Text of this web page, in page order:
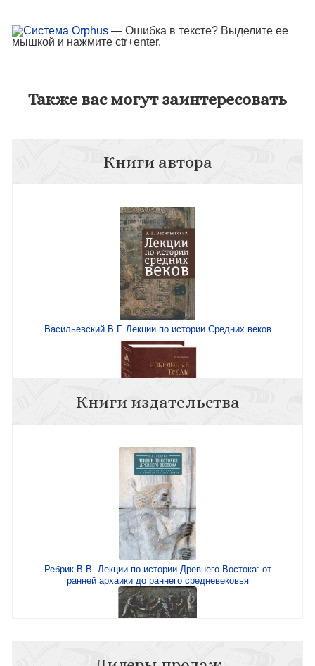
— Ошибка в тексте? Выделите ее
мышкой и нажмите ctr+enter.
Также вас могут заинтересовать
Книги автора
Васильевский В.Г. Лекции по истории Средних веков
Избранные труды по истории Византии. В 2-х кн. (4-х
томах)
Избранные труды по истории Византии (труды В.Г.
Васильевского) Кн. 2 (3-4 тома)
Книги издательства
Ребрик В.В. Лекции по истории Древнего Востока: от
ранней архаики до раннего средневековья